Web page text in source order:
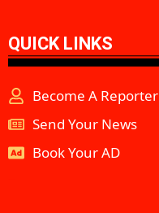
QUICK LINKS
Become A Reporter
Send Your News
Book Your AD